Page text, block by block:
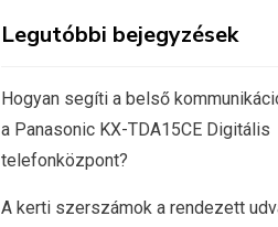
Legutóbbi bejegyzések
Hogyan segíti a belső
a Panasonic KX-TDA15CE Digitális
telefonközpont?
A kerti szerszámok a rendezett